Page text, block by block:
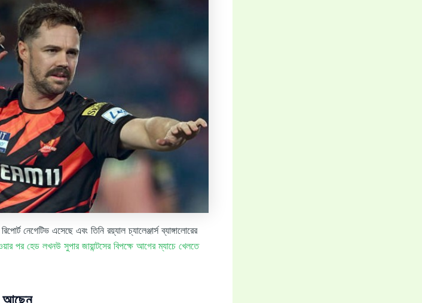
নেগেটিভ এসেছে এবং তিনি রয়্যাল চ্যালেঞ্জার্স ব্যাঙ্গালোরের
পর হেড লখনউ সুপার জায়ান্টসের বিপক্ষে আগের ম্যাচে খেলতে